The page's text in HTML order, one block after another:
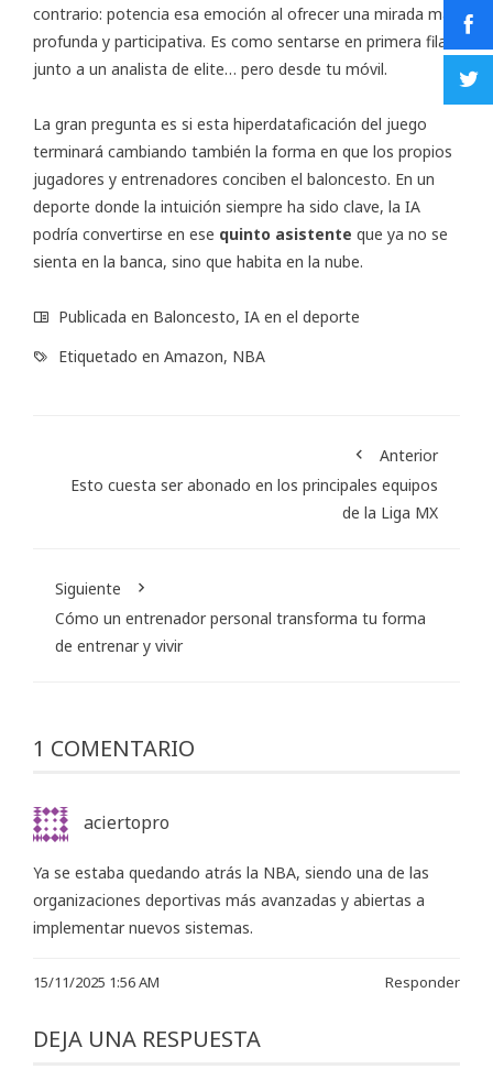
contrario: potencia esa emoción al ofrecer una mirada más
profunda y participativa. Es como sentarse en primera fila
junto a un analista de elite… pero desde tu móvil.
La gran pregunta es si esta hiperdataficación del juego
terminará cambiando también la forma en que los propios
jugadores y entrenadores conciben el baloncesto. En un
deporte donde la intuición siempre ha sido clave, la IA
podría convertirse en ese quinto asistente que ya no se
sienta en la banca, sino que habita en la nube.
Publicada en Baloncesto, IA en el deporte
Etiquetado en Amazon, NBA
Anterior
Esto cuesta ser abonado en los principales equipos
de la Liga MX
Siguiente
Cómo un entrenador personal transforma tu forma
de entrenar y vivir
1 COMENTARIO
aciertopro
Ya se estaba quedando atrás la NBA, siendo una de las
organizaciones deportivas más avanzadas y abiertas a
implementar nuevos sistemas.
15/11/2025 1:56 AM Responder
DEJA UNA RESPUESTA